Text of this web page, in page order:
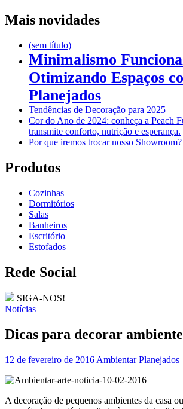
Mais novidades
(sem título)
Minimalismo
Otimizando Espaços
Planejados
Tendências de Decoração para 2025
Cor do Ano de 2024: conheça a Peach
transmite conforto, nutrição e esperança.
Por que iremos trocar nosso Showroom?
Produtos
Cozinhas
Dormitórios
Salas
Banheiros
Escritório
Estofados
Rede Social
SIGA-NOS!
Notícias
Dicas para decorar
12 de fevereiro de 2016 Ambientar Planejados
A decoração de pequenos ambientes da casa